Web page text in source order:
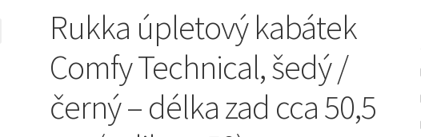
Rukka úpletový kabátek
Comfy Technical, šedý /
černý – délka zad cca 50,5